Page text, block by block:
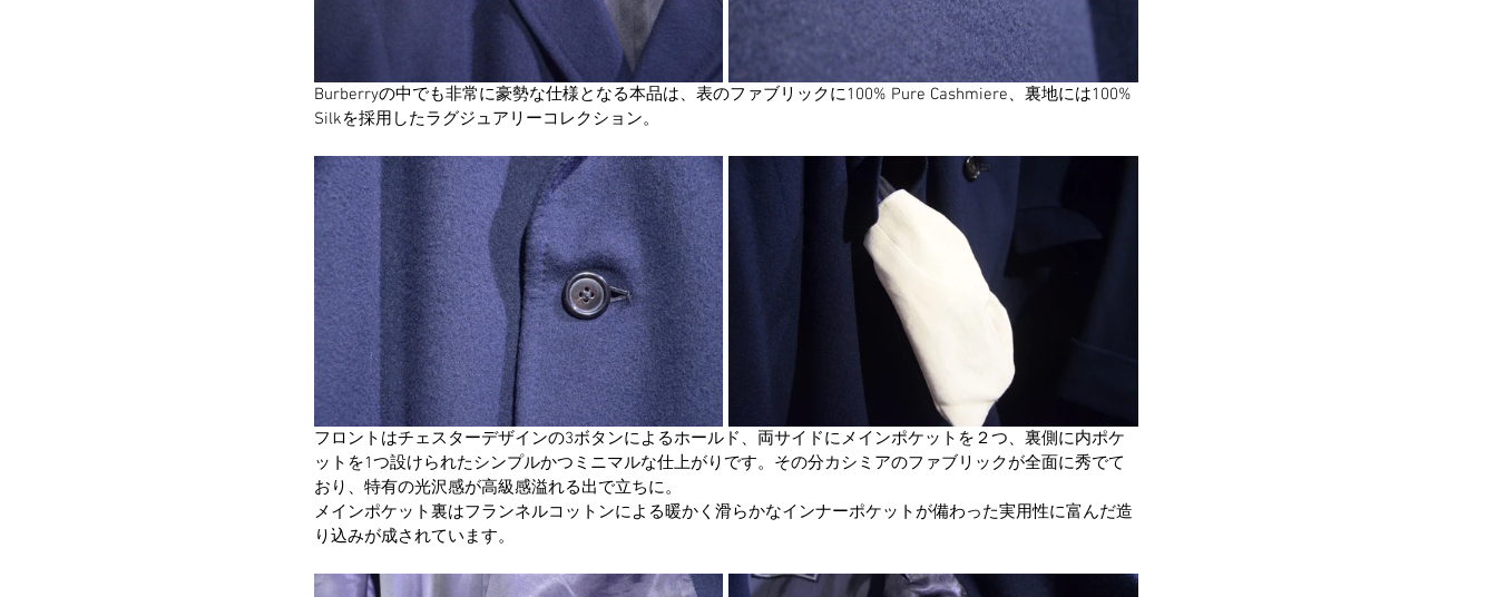
Burberryの中でも非常に豪勢な仕様となる本品は、表のファブリックに100% Pure Cashmiere、裏地には100%
Silkを採用したラグジュアリーコレクション。
フロントはチェスターデザインの3ボタンによるホールド、両サイドにメインポケットを２つ、裏側に内ポケ
ットを1つ設けられたシンプルかつミニマルな仕上がりです。その分カシミアのファブリックが全面に秀でて
おり、特有の光沢感が高級感溢れる出で立ちに。
メインポケット裏はフランネルコットンによる暖かく滑らかなインナーポケットが備わった実用性に富んだ造
り込みが成されています。